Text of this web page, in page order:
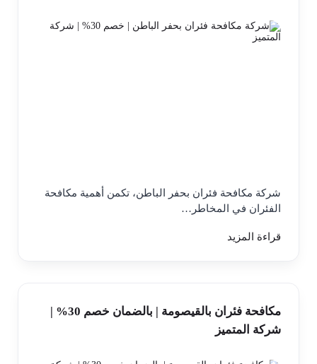
شركة مكافحة فئران بحفر الباطن، تكمن أهمية مكافحة
الفئران في المخاطر…
قراءة المزيد
مكافحة فئران بالقيصومة | بالضمان خصم 30% |
شركة المتميز